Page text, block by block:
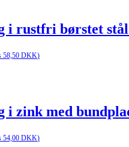
i rustfri børstet
58,50 DKK)
i zink med
54,00 DKK)